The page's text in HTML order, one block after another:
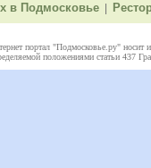
в Подмосковье
портал "Подмосковье.ру" носит
положениями статьи 437